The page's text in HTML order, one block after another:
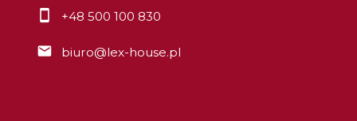
+48 500 100 830
biuro@lex-house.pl